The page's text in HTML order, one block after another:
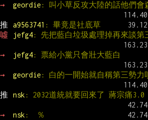
→ geordie: 叫小草反攻大陸的話他們會
推 a9563741 : 畢竟是社底草
噓
jefg4: 先把藍白垃圾處理掉再來談第
→ jefg4: 票給小黨只會壯大藍白
→ geordie: 白的一開始就自稱第三勢力
推 nsk : 2032道統就要回來了 蔣宗痛3.0
→ nsk :  ％